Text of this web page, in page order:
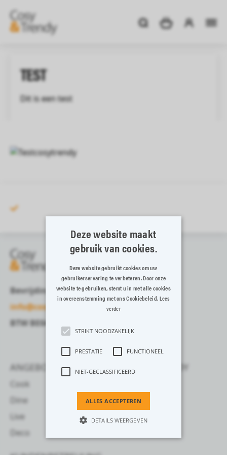
TEST
Dit is een test
Bevrijdingslaan 13-15, 8700 Tielt
info@cosyandtrendy.eu
BTW BE0408161845
ANGEBOT
Cook
Dine
Live
Deco
COSY & TRENDY
Für profis
Deze website maakt
gebruik van cookies.
Deze website gebruikt cookies om uw
gebruikerservaring te verbeteren. Door onze
website te gebruiken, stemt u in met alle cookies
in overeenstemming met ons Cookiebeleid. Lees
verder
STRIKT NOODZAKELIJK
PRESTATIE FUNCTIONEEL
NIET-GECLASSIFICEERD
ALLES ACCEPTEREN
DETAILS WEERGEVEN